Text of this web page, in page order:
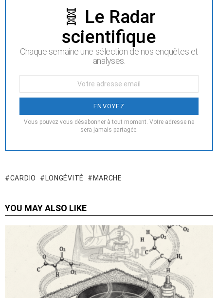
NEWSLETTER🧬 Le Radar
scientifique
Chaque semaine une sélection de nos enquêtes et
analyses.
:
Vous pouvez vous désabonner à tout moment. Votre adresse ne
sera jamais partagée.
CARDIO LONGÉVITÉ MARCHE
YOU MAY ALSO LIKE